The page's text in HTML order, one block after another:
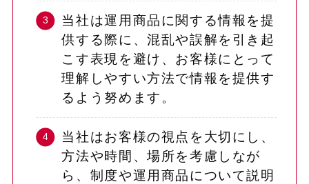
当社は運用商品に関する情報を提
供する際に、混乱や誤解を引き起
こす表現を避け、お客様にとって
理解しやすい方法で情報を提供す
るよう努めます。
当社はお客様の視点を大切にし、
方法や時間、場所を考慮しなが
ら、制度や運用商品について説明